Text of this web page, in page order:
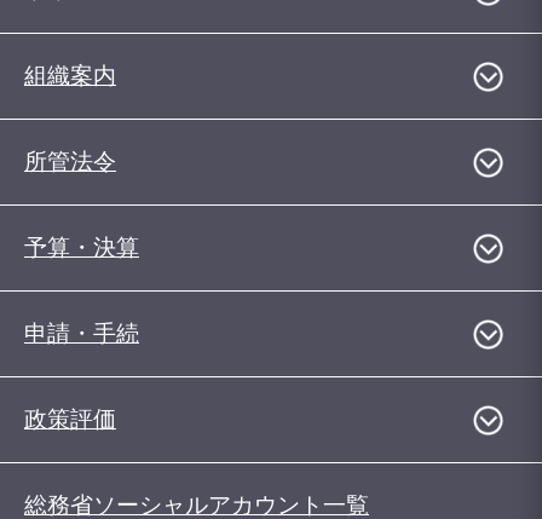
組織案内
所管法令
予算・決算
申請・手続
政策評価
総務省ソーシャルアカウント一覧